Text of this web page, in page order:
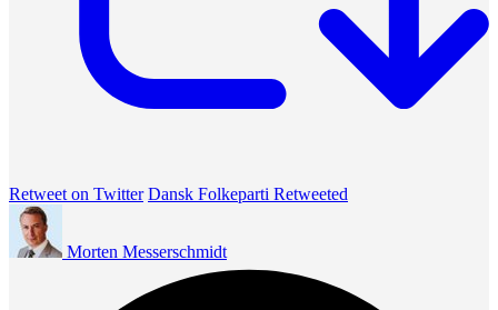
Retweet on Twitter Dansk Folkeparti Retweeted
Morten Messerschmidt